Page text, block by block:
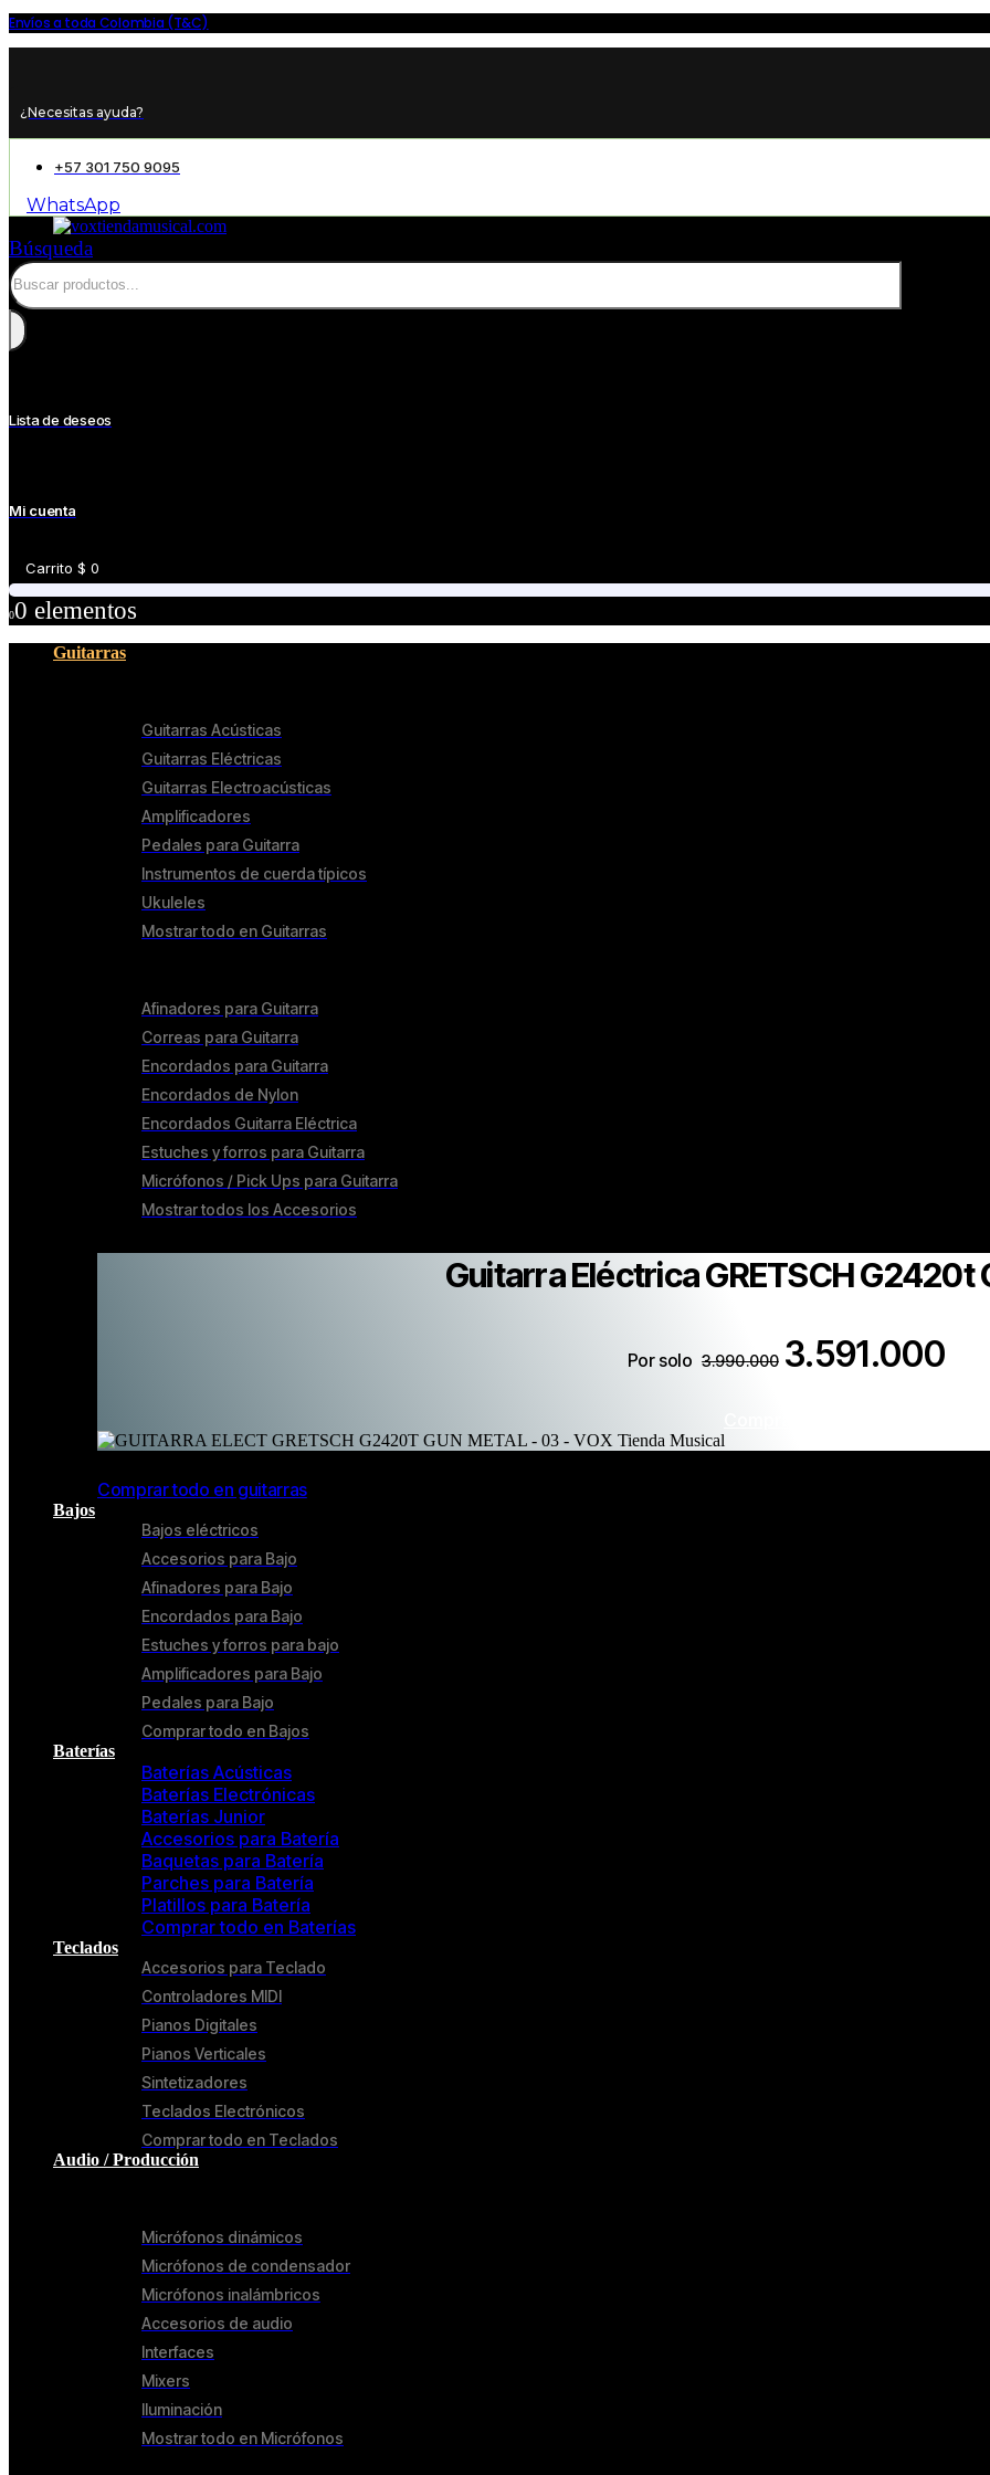
Envíos a toda Colombia (T&C)
¿Necesitas ayuda?
+57 301 750 9095
WhatsApp
Búsqueda
Lista de deseos
Mi cuenta
Carrito $ 0
00 elementos
Guitarras
Guitarras Acústicas
Guitarras Eléctricas
Guitarras Electroacústicas
Amplificadores
Pedales para Guitarra
Instrumentos de cuerda típicos
Ukuleles
Mostrar todo en Guitarras
Afinadores para Guitarra
Correas para Guitarra
Encordados para Guitarra
Encordados de Nylon
Encordados Guitarra Eléctrica
Estuches y forros para Guitarra
Micrófonos / Pick Ups para Guitarra
Mostrar todos los Accesorios
Guitarra Eléctrica GRETSCH G2420t
Por solo 3.990.000 3.591.000
Comprar todo en guitarras
Bajos
Bajos eléctricos
Accesorios para Bajo
Afinadores para Bajo
Encordados para Bajo
Estuches y forros para bajo
Amplificadores para Bajo
Pedales para Bajo
Comprar todo en Bajos
Baterías
Baterías Acústicas
Baterías Electrónicas
Baterías Junior
Accesorios para Batería
Baquetas para Batería
Parches para Batería
Platillos para Batería
Comprar todo en Baterías
Teclados
Accesorios para Teclado
Controladores MIDI
Pianos Digitales
Pianos Verticales
Sintetizadores
Teclados Electrónicos
Comprar todo en Teclados
Audio / Producción
Micrófonos dinámicos
Micrófonos de condensador
Micrófonos inalámbricos
Accesorios de audio
Interfaces
Mixers
Iluminación
Mostrar todo en Micrófonos